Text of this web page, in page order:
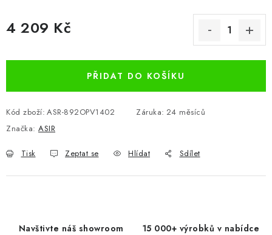
4 209 Kč
PŘIDAT DO KOŠÍKU
Kód zboží: ASR-892OPV1402 Záruka: 24 měsíců
Značka: ASIR
Tisk Zeptat se Hlídat Sdílet
Navštivte náš showroom 15 000+ výrobků v nabídce